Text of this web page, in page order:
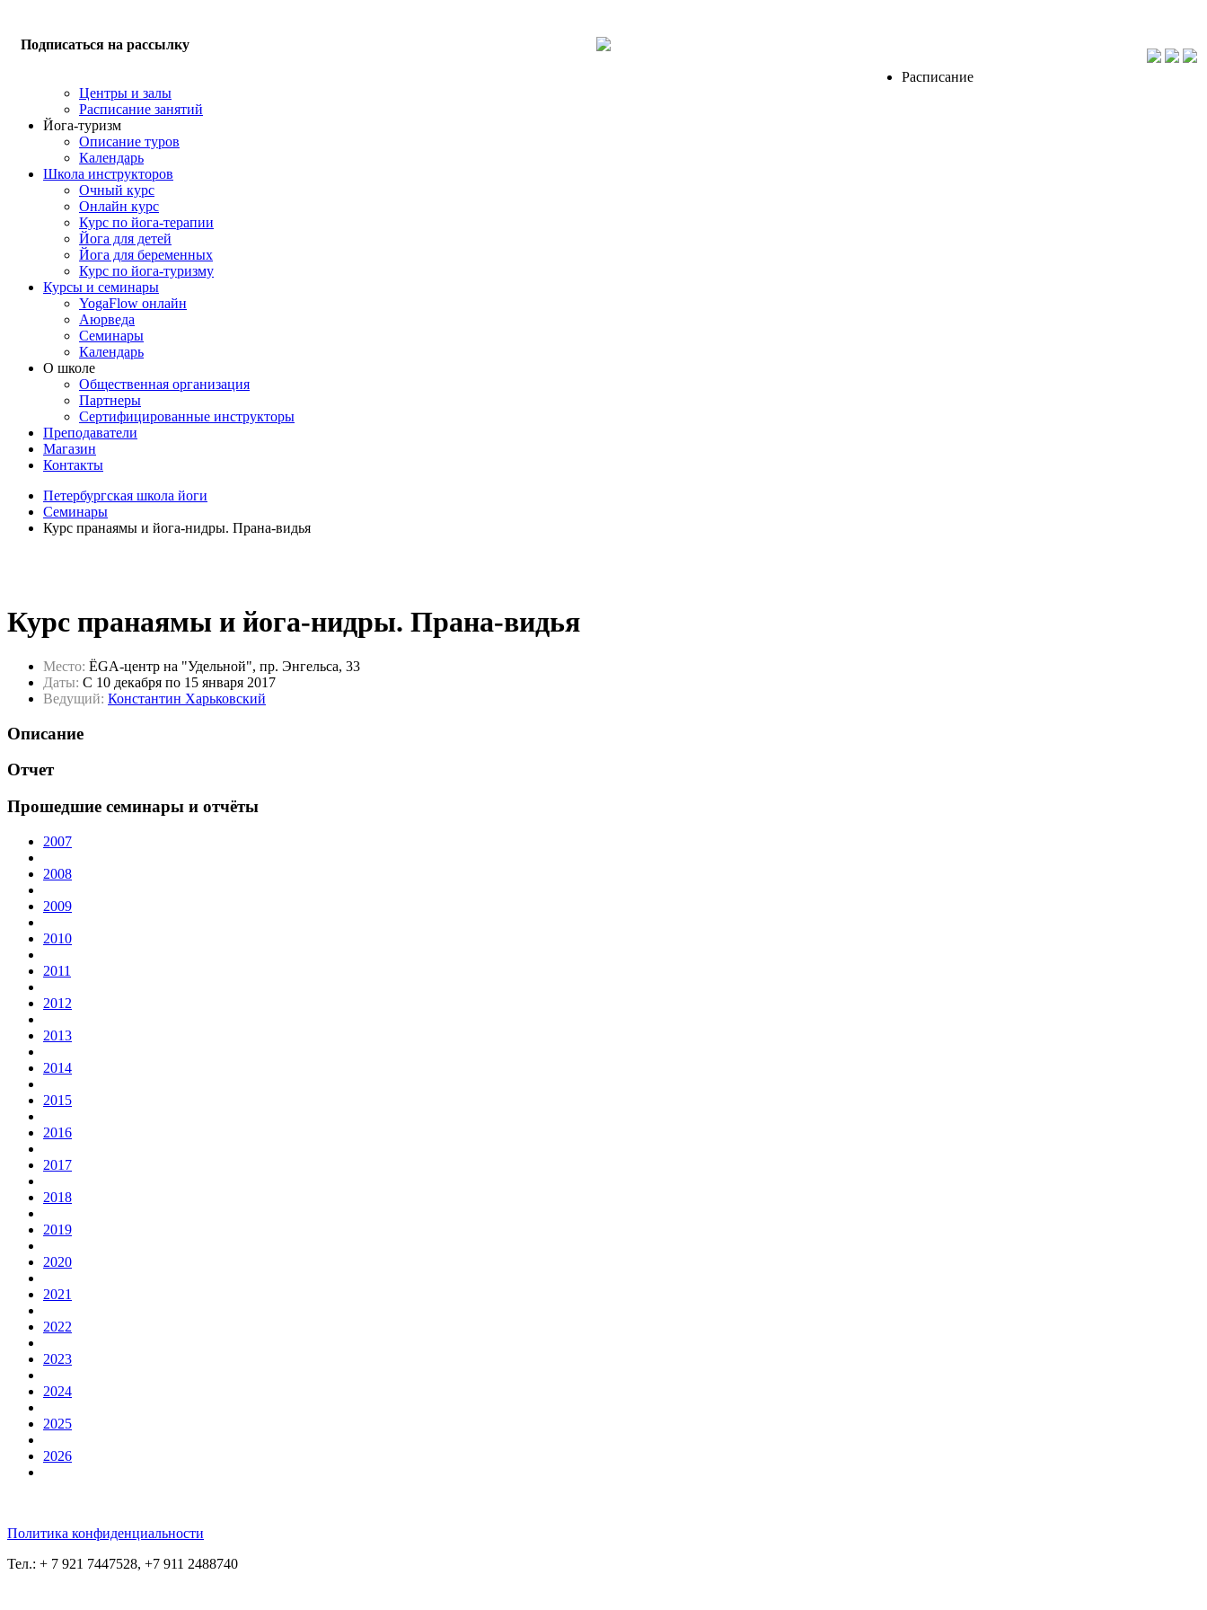
Подписаться на рассылку
Расписание
Центры и залы
Расписание занятий
Йога-туризм
Описание туров
Календарь
Школа инструкторов
Очный курс
Онлайн курс
Курс по йога-терапии
Йога для детей
Йога для беременных
Курс по йога-туризму
Курсы и семинары
YogaFlow онлайн
Аюрведа
Семинары
Календарь
О школе
Общественная организация
Партнеры
Сертифицированные инструкторы
Преподаватели
Магазин
Контакты
Петербургская школа йоги
Семинары
Курс пранаямы и йога-нидры. Прана-видья
Курс пранаямы и йога-нидры. Прана-видья
Место: ЁGA-центр на "Удельной", пр. Энгельса, 33
Даты: C 10 декабря по 15 января 2017
Ведущий: Константин Харьковский
Описание
Отчет
Прошедшие семинары и отчёты
2007
2008
2009
2010
2011
2012
2013
2014
2015
2016
2017
2018
2019
2020
2021
2022
2023
2024
2025
2026
Политика конфиденциальности
Тел.: + 7 921 7447528, +7 911 2488740